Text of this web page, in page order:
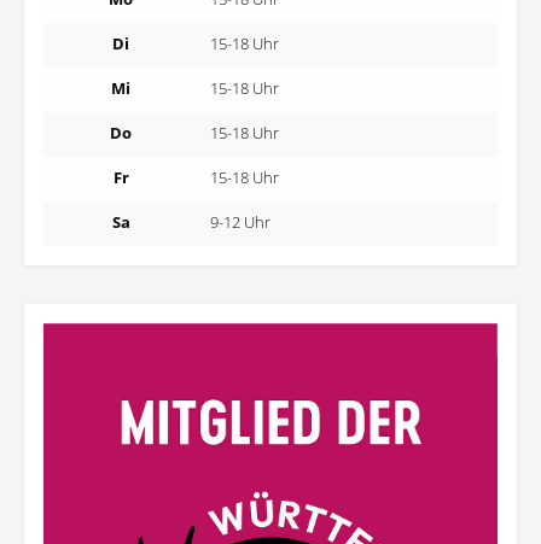
Di 15-18 Uhr
Mi 15-18 Uhr
Do 15-18 Uhr
Fr 15-18 Uhr
Sa 9-12 Uhr